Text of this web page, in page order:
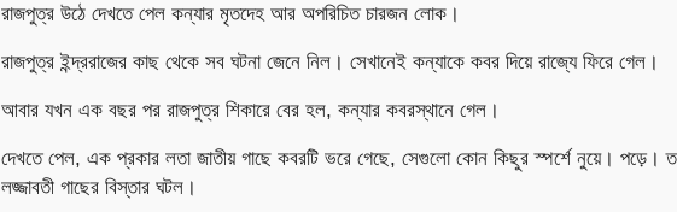
রাজপুত্র উঠে দেখতে পেল কন্যার মৃতদেহ আর অপরিচিত চারজন লোক।
রাজপুত্র ইন্দ্ররাজের কাছ থেকে সব ঘটনা জেনে নিল। সেখানেই কন্যাকে কবর দিয়ে রাজ্যে ফিরে গেল।
আবার যখন এক বছর পর রাজপুত্র শিকারে বের হল, কন্যার কবরস্থানে গেল।
দেখতে পেল, এক প্রকার লতা জাতীয় গাছে কবরটি ভরে গেছে, সেগুলো কোন কিছুর স্পর্শে নুয়ে। পড়ে।
লজ্জাবতী গাছের বিস্তার ঘটল।